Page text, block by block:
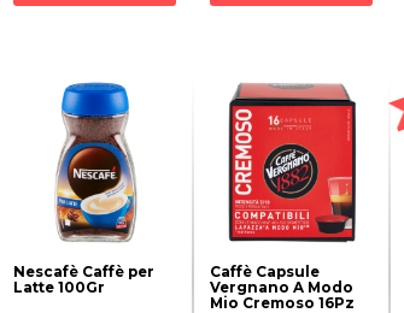
Nescafè Caffè per
Latte 100Gr
Caffè Capsule
Vergnano A Modo
Mio Cremoso 16Pz